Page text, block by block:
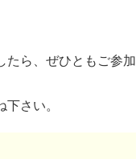
たら、ぜひともご参加
さい。